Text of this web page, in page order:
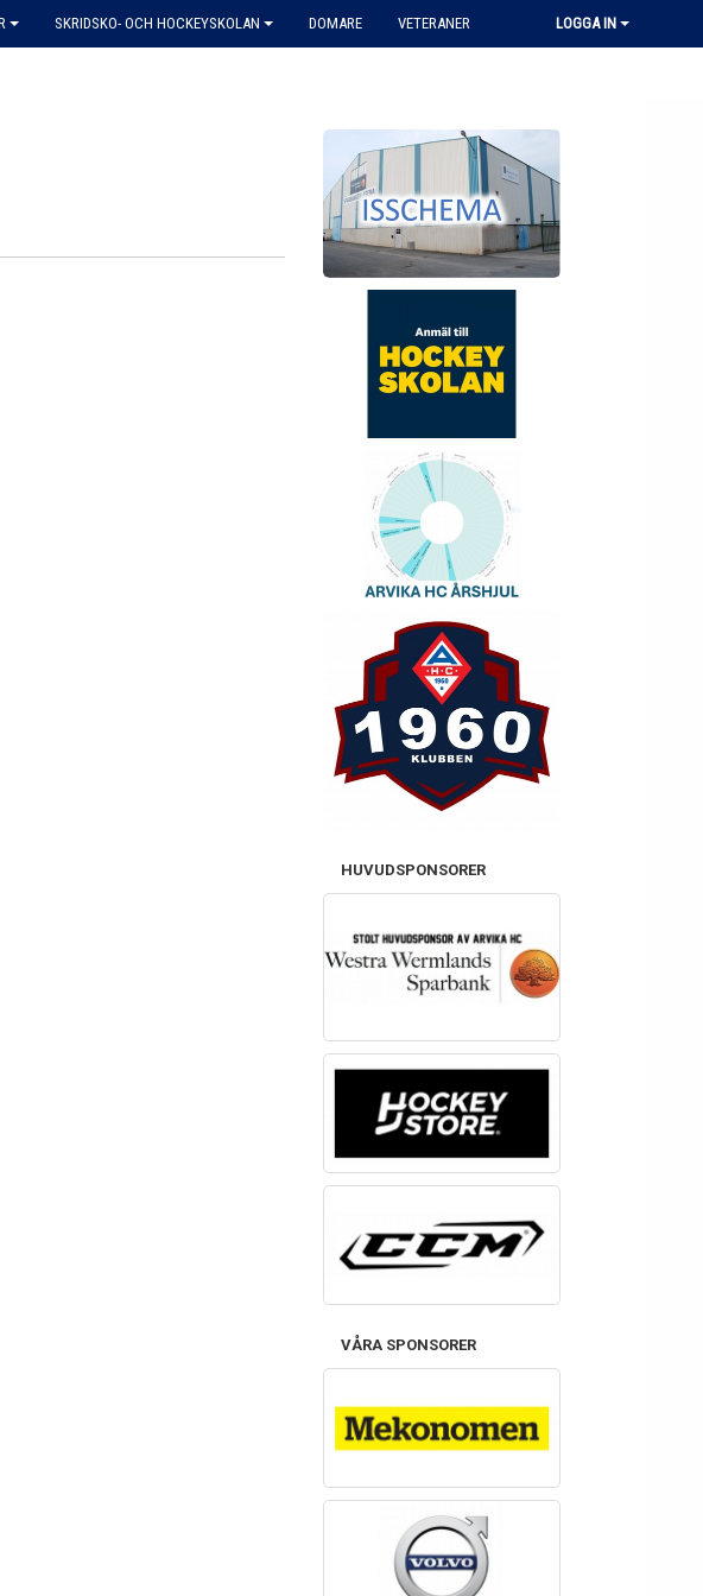
SKRIDSKO- OCH HOCKEYSKOLAN DOMARE VETERANER LOGGA IN
HUVUDSPONSORER
VÅRA SPONSORER